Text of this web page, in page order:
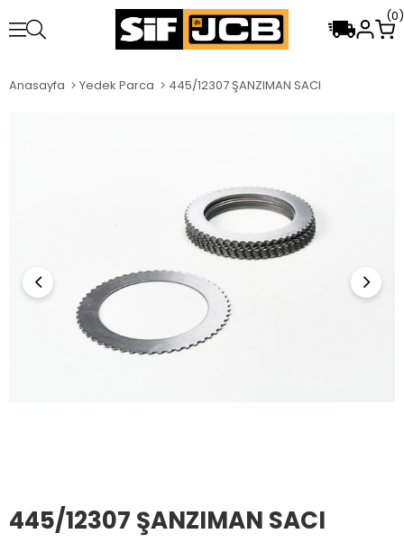
0
Anasayfa Yedek Parca 445/12307 ŞANZIMAN SACI
445/12307 ŞANZIMAN SACI